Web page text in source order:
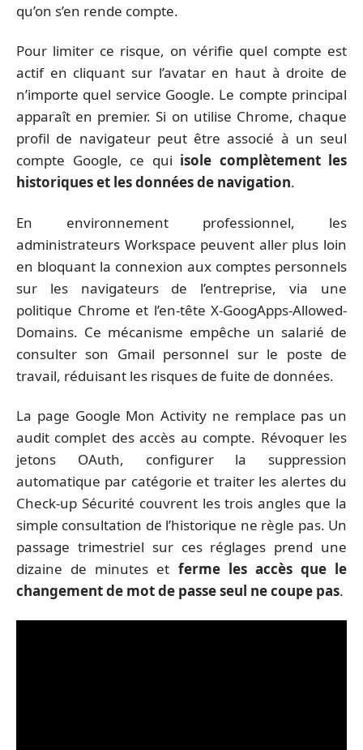
qu’on s’en rende compte.
Pour limiter ce risque, on vérifie quel compte est
actif en cliquant sur l’avatar en haut à droite de
n’importe quel service Google. Le compte principal
apparaît en premier. Si on utilise Chrome, chaque
profil de navigateur peut être associé à un seul
compte Google, ce qui isole complètement les
historiques et les données de navigation.
En environnement professionnel, les
administrateurs Workspace peuvent aller plus loin
en bloquant la connexion aux comptes personnels
sur les navigateurs de l’entreprise, via une
politique Chrome et l’en-tête X-GoogApps-Allowed-
Domains. Ce mécanisme empêche un salarié de
consulter son Gmail personnel sur le poste de
travail, réduisant les risques de fuite de données.
La page Google Mon Activity ne remplace pas un
audit complet des accès au compte. Révoquer les
jetons OAuth, configurer la suppression
automatique par catégorie et traiter les alertes du
Check-up Sécurité couvrent les trois angles que la
simple consultation de l’historique ne règle pas. Un
passage trimestriel sur ces réglages prend une
dizaine de minutes et ferme les accès que le
changement de mot de passe seul ne coupe pas.